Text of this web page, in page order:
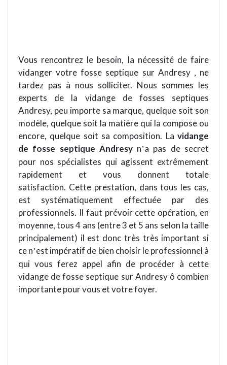
Vous rencontrez le besoin, la nécessité de faire
vidanger votre fosse septique sur Andresy , ne
tardez pas à nous solliciter. Nous sommes les
experts de la vidange de fosses septiques
Andresy, peu importe sa marque, quelque soit son
modèle, quelque soit la matière qui la compose ou
encore, quelque soit sa composition. Lavidange
de fosse septique Andresyn’a pas de secret
pour nos spécialistes qui agissent extrêmement
rapidement et vous donnent totale
satisfaction. Cette prestation, dans tous les cas,
est systématiquement effectuée par des
professionnels. Il faut prévoir cette opération, en
moyenne, tous 4 ans (entre 3 et 5 ans selon la taille
principalement) il est donc très très important si
ce n’est impératif de bien choisir le professionnel à
qui vous ferez appel afin de procéder à cette
vidange de fosse septique sur Andresy ô combien
importante pour vous et votre foyer.